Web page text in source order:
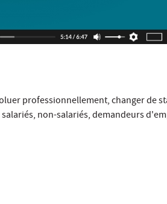
professionnellement, changer de
non-salariés, demandeurs